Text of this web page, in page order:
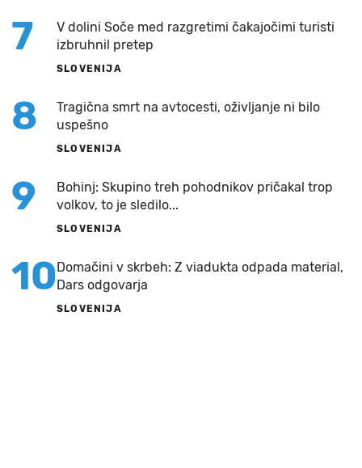
7
V dolini Soče med razgretimi čakajočimi turisti
izbruhnil pretep
SLOVENIJA
8
Tragična smrt na avtocesti, oživljanje ni bilo
uspešno
SLOVENIJA
9
Bohinj: Skupino treh pohodnikov pričakal trop
volkov, to je sledilo...
SLOVENIJA
10Domačini v skrbeh: Z viadukta odpada material,
Dars odgovarja
SLOVENIJA